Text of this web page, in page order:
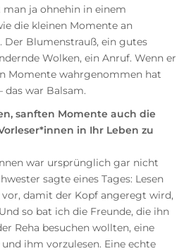
man ja ohnehin in einem
die kleinen Momente an
Blumenstrauß, ein gutes
Wolken, ein Anruf. Wenn er
Momente wahrgenommen hat
das war Balsam.
sanften Momente auch die
in Ihr Leben zu
war ursprünglich gar nicht
sagte eines Tages: Lesen
damit der Kopf angeregt wird,
so bat ich die Freunde, die ihn
Reha besuchen wollten, eine
ihm vorzulesen. Eine echte